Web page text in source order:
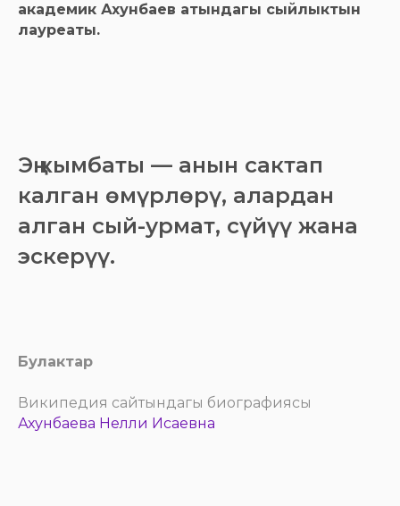
академик Ахунбаев атындагы сыйлыктын
лауреаты.
Эң кымбаты — анын сактап
калган өмүрлөрү, алардан
алган сый-урмат, сүйүү жана
эскерүү.
Булактар
Википедия сайтындагы биографиясы
Ахунбаева Нелли Исаевна